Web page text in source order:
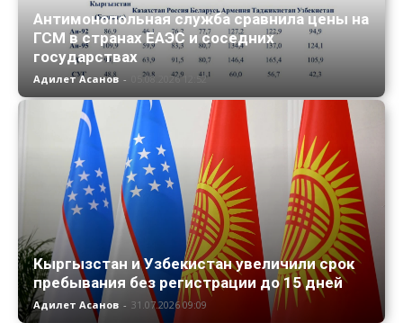
Антимонопольная служба сравнила цены на
ГСМ в странах ЕАЭС и соседних
государствах
Адилет Асанов - 05.08.2026 12:52
Кыргызстан и Узбекистан увеличили срок
пребывания без регистрации до 15 дней
Адилет Асанов - 31.07.2026 09:09